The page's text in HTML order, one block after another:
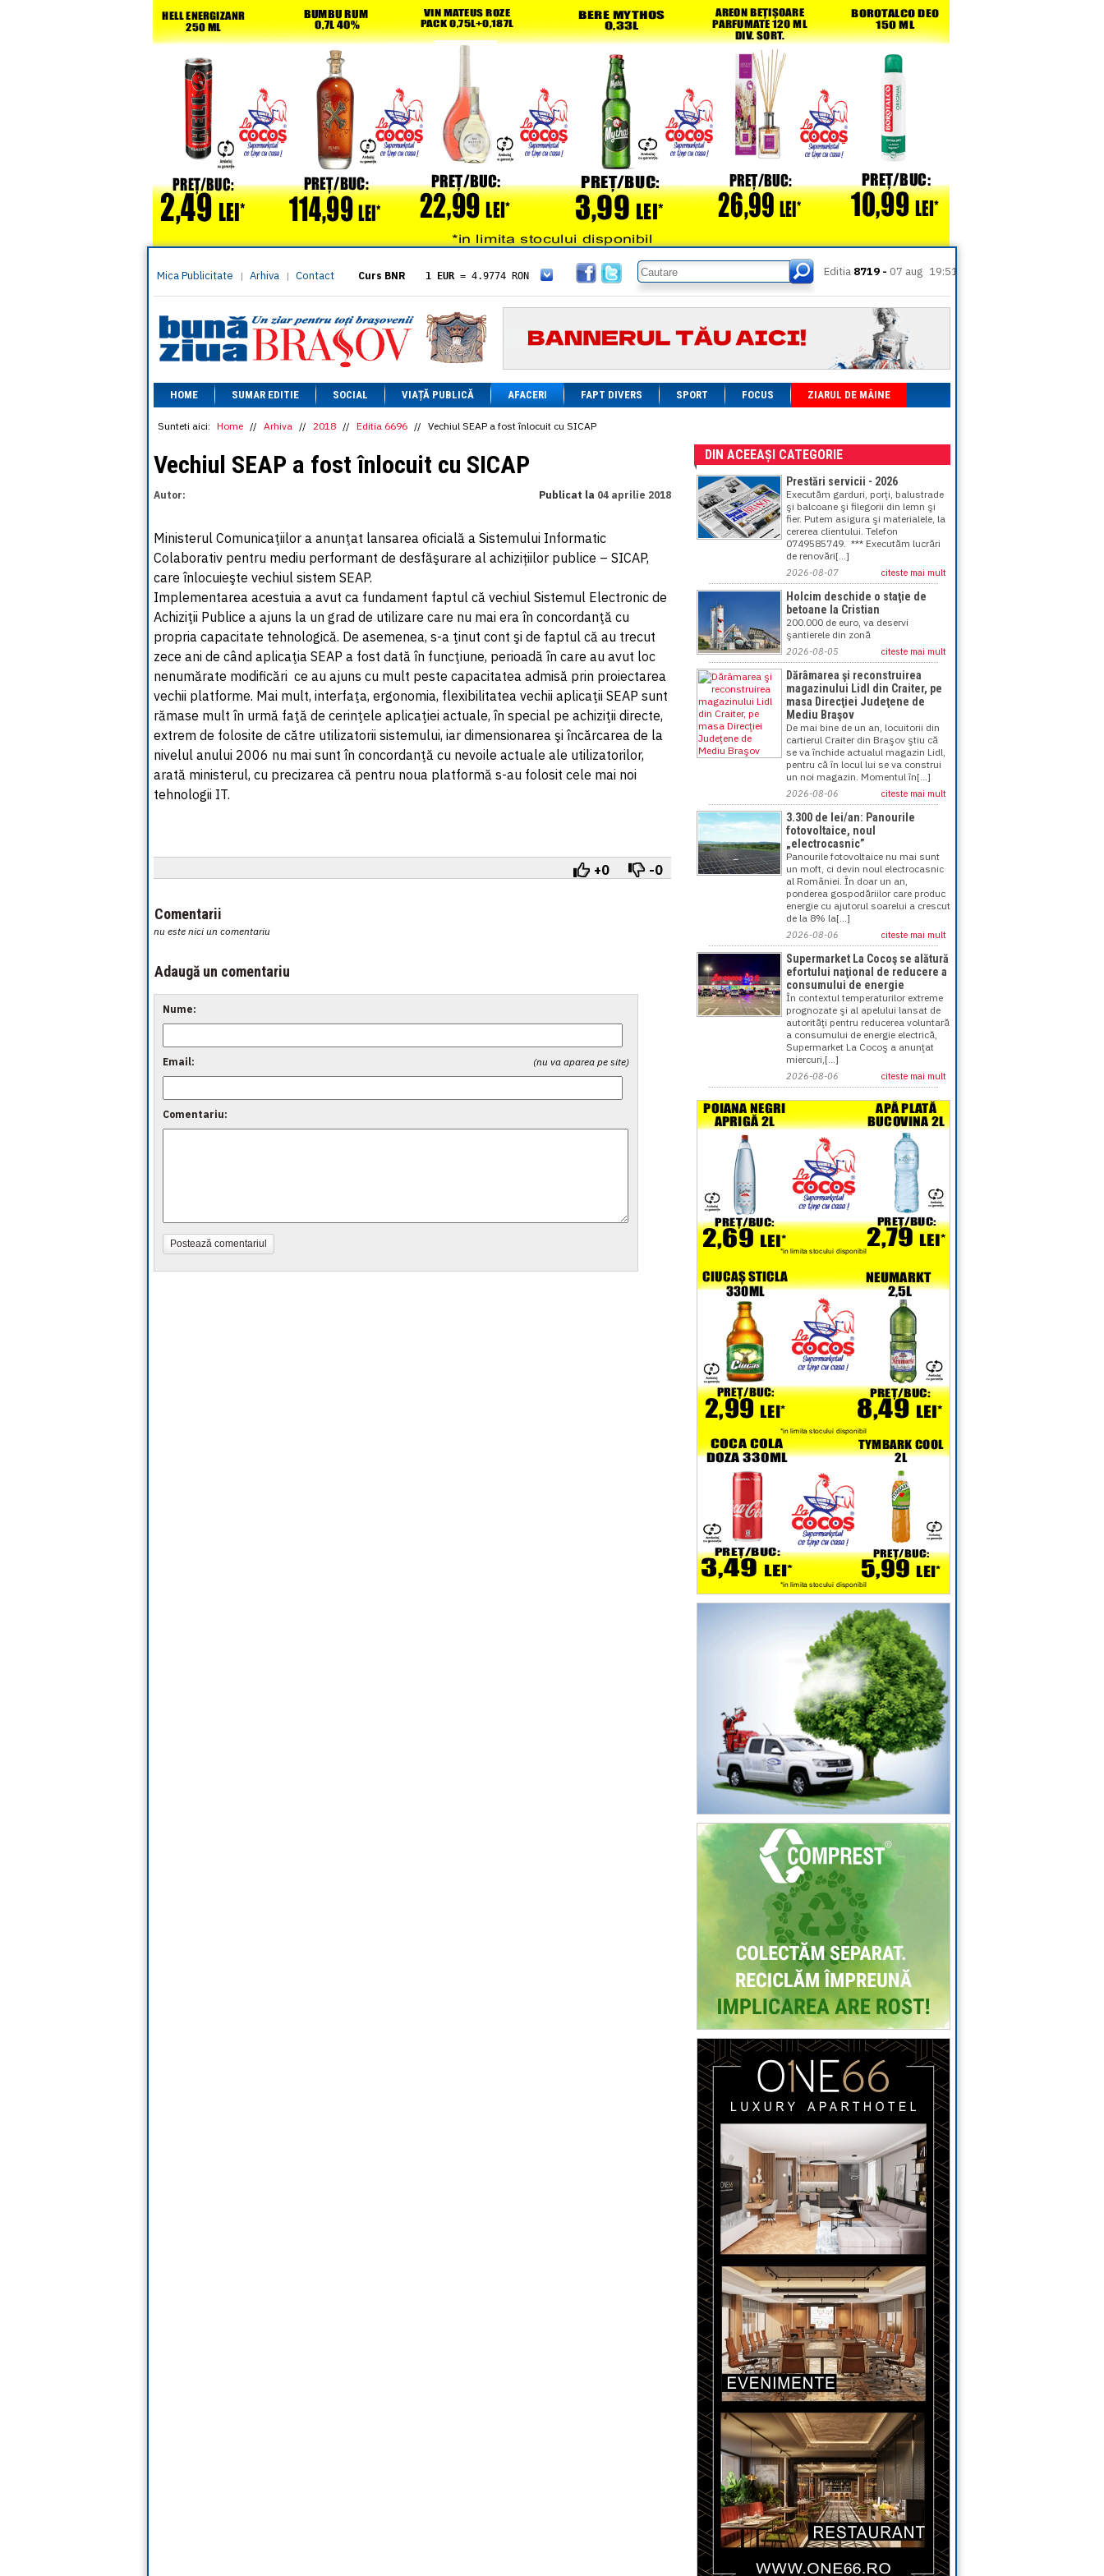
Mica Publicitate | Arhiva | Contact Curs BNR 1 EUR = 4.9774 RON
= 5.8304 RON
1 XAU= 464.4611 RON
1 AED= 1.1933 RON
1 AUD= 2.7957 RON
1 BGN= 2.5449 RON
1 CAD= 3.1559 RON
1 CHF= 5.2813 RON
1 CNY= 0.6015 RON
= 0.6668 RON
1 EGP= 0.0860 RON
1 MDL= 0.2538 RON
1 MXN= 0.2227 RON
1 PLN= 1.1646 RON
1 RSD = 0.0425 RON
= 0.0530 RON
1 SEK = 0.4526 RON
1 TRY= 0.1141 RON
1 UAH= 0.1048 RON
1 XDR
= 5.9383 RON
1 ZAR
Editia 8719 - 07 aug 19:51
HOME SUMAR EDITIE SOCIAL VIAȚĂ PUBLICĂ AFACERI FAPT DIVERS SPORT FOCUS ZIARUL DE MÂINE
Sunteti aici: Home // Arhiva // 2018 // Editia 6696 // Vechiul SEAP a fost înlocuit cu SICAP
Vechiul SEAP a fost înlocuit cu SICAP
Autor: Publicat la 04 aprilie 2018
Ministerul Comunicaţiilor a anunţat lansarea oficială a Sistemului Informatic
Colaborativ pentru mediu performant de desfăşurare al achizițiilor publice – SICAP,
care înlocuieşte vechiul sistem SEAP.
Implementarea acestuia a avut ca fundament faptul că vechiul Sistemul Electronic de
Achiziţii Publice a ajuns la un grad de utilizare care nu mai era în concordanţă cu
propria capacitate tehnologică. De asemenea, s-a ţinut cont şi de faptul că au trecut
zece ani de când aplicaţia SEAP a fost dată în funcţiune, perioadă în care au avut loc
nenumărate modificări ce au ajuns cu mult peste capacitatea admisă prin proiectarea
vechii platforme. Mai mult, interfaţa, ergonomia, flexibilitatea vechii aplicaţii SEAP sunt
rămase mult în urmă faţă de cerinţele aplicaţiei actuale, în special pe achiziţii directe,
extrem de folosite de către utilizatorii sistemului, iar dimensionarea şi încărcarea de la
nivelul anului 2006 nu mai sunt în concordanţă cu nevoile actuale ale utilizatorilor,
arată ministerul, cu precizarea că pentru noua platformă s-au folosit cele mai noi
tehnologii IT.
+0 -0
Comentarii
nu este nici un comentariu
Adaugă un comentariu
Nume:
(nu va aparea pe site)
Email:
Comentariu:
Postează comentariul
DIN ACEEAȘI CATEGORIE
Prestări servicii - 2026
Executăm garduri, porţi, balustrade
şi balcoane şi filegorii din lemn şi
fier. Putem asigura şi materialele, la
cererea clientului. Telefon
0749585749. *** Executăm lucrări
de renovări[...]
2026-08-07 citeste mai mult
Holcim deschide o staţie de
betoane la Cristian
200.000 de euro, va deservi
şantierele din zonă
2026-08-05 citeste mai mult
Dărâmarea şi reconstruirea
magazinului Lidl din Craiter, pe
masa Direcţiei Judeţene de
Mediu Braşov
De mai bine de un an, locuitorii din
cartierul Craiter din Braşov ştiu că
se va închide actualul magazin Lidl,
pentru că în locul lui se va construi
un noi magazin. Momentul în[...]
2026-08-06 citeste mai mult
3.300 de lei/an: Panourile
fotovoltaice, noul
„electrocasnic”
Panourile fotovoltaice nu mai sunt
un moft, ci devin noul electrocasnic
al României. În doar un an,
ponderea gospodăriilor care produc
energie cu ajutorul soarelui a crescut
de la 8% la[...]
2026-08-06 citeste mai mult
Supermarket La Cocoş se alătură
efortului naţional de reducere a
consumului de energie
În contextul temperaturilor extreme
prognozate şi al apelului lansat de
autorităţi pentru reducerea voluntară
a consumului de energie electrică,
Supermarket La Cocoş a anunţat
miercuri,[...]
2026-08-06 citeste mai mult